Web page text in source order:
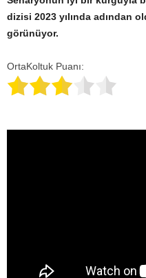
dizisi 2023 yılında adından
görünüyor.
OrtaKoltuk Puanı: